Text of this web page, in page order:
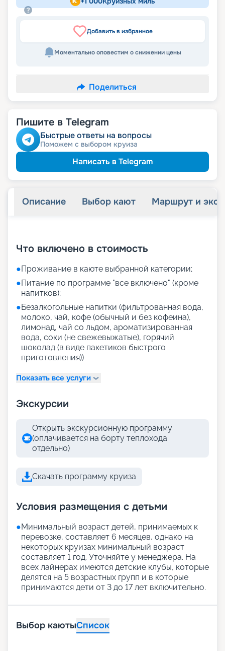
Добавить в избранное
Моментально оповестим о снижении цены
Поделиться
Пишите в Telegram
Быстрые ответы на вопросы
Поможем с выбором круиза
Написать в Telegram
Описание Выбор кают Маршрут и
Что включено в стоимость
●Проживание в каюте выбранной категории;
●Питание по программе "все включено" (кроме
напитков);
●Безалкогольные напитки (фильтрованная вода,
молоко, чай, кофе (обычный и без кофеина),
лимонад, чай со льдом, ароматизированная
вода, соки (не свежевыжатые), горячий
шоколад (в виде пакетиков быстрого
приготовления))
Показать все услуги
Экскурсии
Открыть экскурсионную программу
(оплачивается на борту теплохода
отдельно)
Скачать программу круиза
Условия размещения с детьми
●Минимальный возраст детей, принимаемых к
перевозке, составляет 6 месяцев, однако на
некоторых круизах минимальный возраст
составляет 1 год. Уточняйте у менеджера. На
всех лайнерах имеются детские клубы, которые
делятся на 5 возрастных групп и в которые
принимаются дети от 3 до 17 лет включительно.
Выбор каютыСписок